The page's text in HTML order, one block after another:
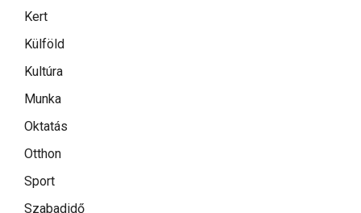
Kert
Külföld
Kultúra
Munka
Oktatás
Otthon
Sport
Szabadidő